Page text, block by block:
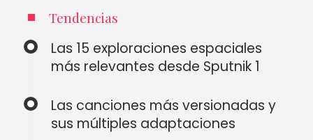
Tendencias
Las 15 exploraciones espaciales
más relevantes desde Sputnik 1
Las canciones más versionadas y
sus múltiples adaptaciones